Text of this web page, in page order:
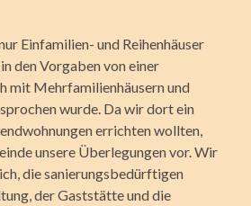
Einfamilien- und Reihenhäuser
den Vorgaben von einer
mit Mehrfamilienhäusern und
wurde. Da wir dort ein
errichten wollten,
unsere Überlegungen vor. Wir
die sanierungsbedürftigen
der Gaststätte und die